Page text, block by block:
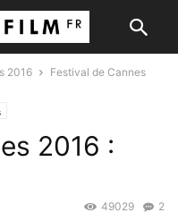
2016
Festival de Cannes
2016 :
2
49029